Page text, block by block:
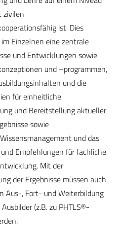
zivilen
ist. Dies
Einzelnen eine zentrale
und Entwicklungen sowie
und –programmen,
und die
für einheitliche
und Bereitstellung aktueller
sowie
und das
Empfehlungen für fachliche
Mit der
der Ergebnisse müssen auch
Aus-, Fort- und Weiterbildung
(z.B. zu PHTLS®-